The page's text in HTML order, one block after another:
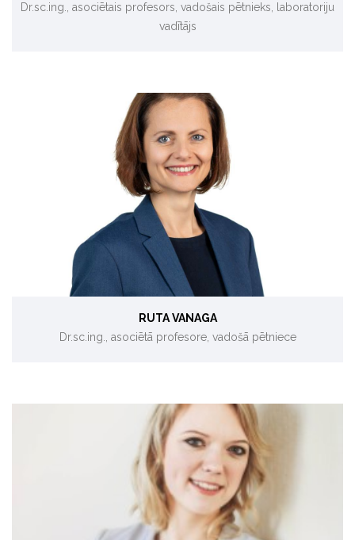
Dr.sc.ing., asociētais profesors, vadošais pētnieks, laboratoriju
vadītājs
Biomimikrija, ēku energoefektivitāte.
RUTA VANAGA
Dr.sc.ing., asociētā profesore, vadošā pētniece
Atjaunojamie energoresursi un viedās energosistēmas